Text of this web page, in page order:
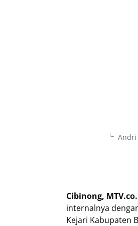
Andri
Cibinong,
internalnya
Kejari Kabupaten